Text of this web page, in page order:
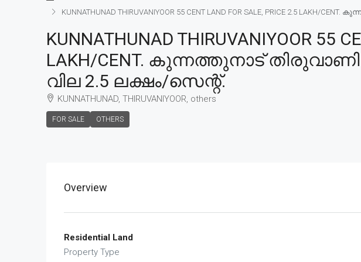
KUNNATHUNAD THIRUVANIYOOR 55 CENT LAND FOR SALE, PRICE 2.5
KUNNATHUNAD THIRUVANIYOOR 55
LAKH/CENT. കുന്നത്തുനാട്
വില 2.5 ലക്ഷം/സെന്റ്.
KUNNATHUNAD, THIRUVANIYOOR, others
FOR SALE OTHERS
Overview
Residential Land
Property Type